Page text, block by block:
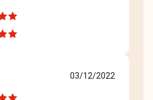
03/12/2022